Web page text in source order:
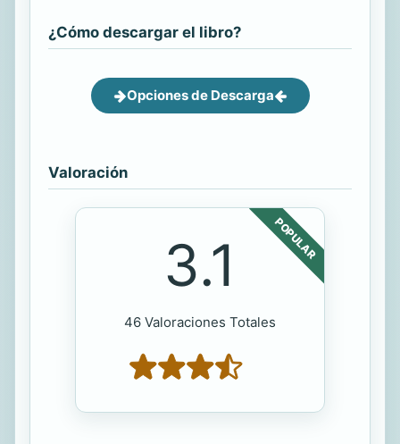
¿Cómo descargar el libro?
Opciones de Descarga
Valoración
POPULAR
3.1
46 Valoraciones Totales